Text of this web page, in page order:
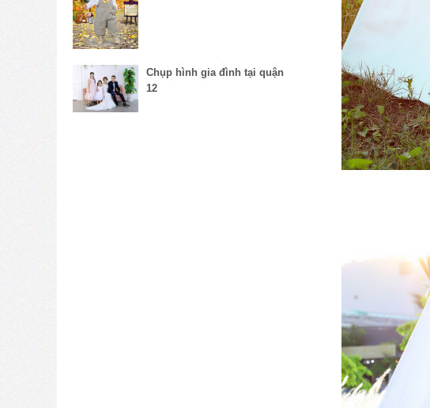
Chụp hình gia đình tại quận
12